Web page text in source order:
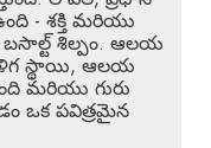
- శక్తి మరియు
బసాల్ట్ శిల్పం. ఆలయ
స్థాయి, ఆలయ
మరియు గురు
ఒక పవిత్రమైన